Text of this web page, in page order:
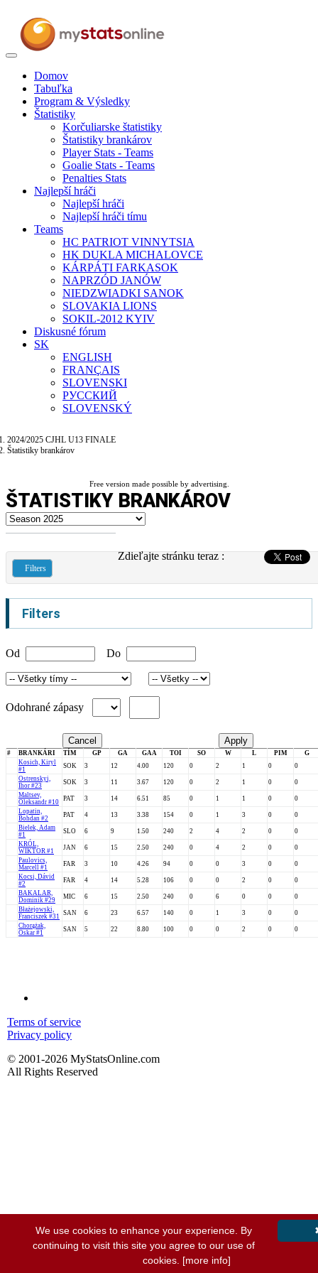
Toggle
navigationDomov
Tabuľka
Program & Výsledky
Štatistiky
Korčuliarske štatistiky
Štatistiky brankárov
Player Stats - Teams
Goalie Stats - Teams
Penalties Stats
Najlepší hráči
Najlepší hráči
Najlepší hráči tímu
Teams
HC PATRIOT VINNYTSIA
HK DUKLA MICHALOVCE
KÁRPÁTI FARKASOK
NAPRZÓD JANÓW
NIEDZWIADKI SANOK
SLOVAKIA LIONS
SOKIL-2012 KYIV
Diskusné fórum
SK
ENGLISH
FRANÇAIS
SLOVENSKI
РУССКИЙ
SLOVENSKÝ
2024/2025 CJHL U13 FINALE
Štatistiky brankárov
Free version made possible by advertising.
ŠTATISTIKY BRANKÁROV
Zdieľajte stránku teraz :
Filters
Filters
Od Do
Odohrané zápasy
Cancel Apply
# BRANKÁRI TÍM GP GA GAA TOI SO W L PIM
G
Kosich, Kiryl
#1
SOK 3 12 4.00 120 0 2 1 0
0
Ostrenskyi,
Ihor #23
SOK 3 11 3.67 120 0 2 1 0
0
Maltsev,
Oleksandr #10 PAT 3 14 6.51 85 0 1 1 0
0
Lopatin,
Bohdan #2
PAT 4 13 3.38 154 0 1 3 0
0
Bielek, Adam
#1
SLO 6 9 1.50 240 2 4 2 0
0
KRÓL,
WIKTOR #1
JAN 6 15 2.50 240 0 4 2 0
0
Paulovics,
Marcell #1
FAR 3 10 4.26 94 0 0 3 0
0
Kocsi, Dávid
#2
FAR 4 14 5.28 106 0 0 2 0
0
BAKALAR,
Dominik #29
MIC 6 15 2.50 240 0 6 0 0
0
Błażejowski,
Franciszek #31 SAN 6 23 6.57 140 0 1 3 0
0
Chorążak,
Oskar #1
SAN 5 22 8.80 100 0 0 2 0 0
Terms of service
Privacy policy
© 2001-2026 MyStatsOnline.com
All Rights Reserved
We use cookies to enhance your experience. By
continuing to visit this site you agree to our use of
cookies. [more info]